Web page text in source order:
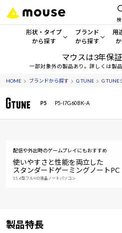
形状・タイプ
から探す
形状・タイプから探す をすべ
デスクトップPC
ノートPC
ワークステーション
Windows 11
ブランド
から探す
mouse
G TUNE
NEXTGEAR
用
一
ゲ
マウスは3年保
一部対象外の製品あり。詳しくは製
HOME ブランドから探す G TUNE G TUNE
P5 P5-I7G60BK-A
配信や外出時のゲームプレイにもおすすめ
使いやすさと性能を両立した
スタンダードゲーミングノートPC
15.6型フルHD液晶ノートパソコン
製品特長